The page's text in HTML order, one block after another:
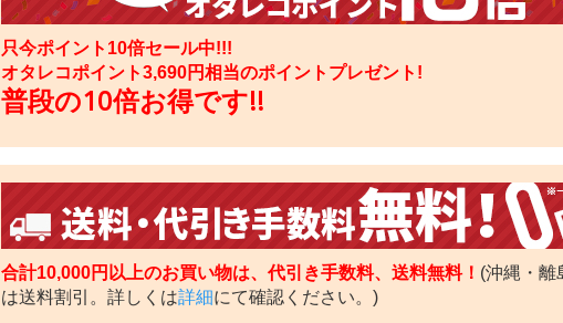
只今ポイント10倍セール中!!!
オタレコポイント3,690円相当のポイントプレゼント!
普段の10倍お得です!!
合計10,000円以上のお買い物は、代引き手数料、送料無料！ (沖縄・離
は送料割引。詳しくは詳細にて確認ください。)